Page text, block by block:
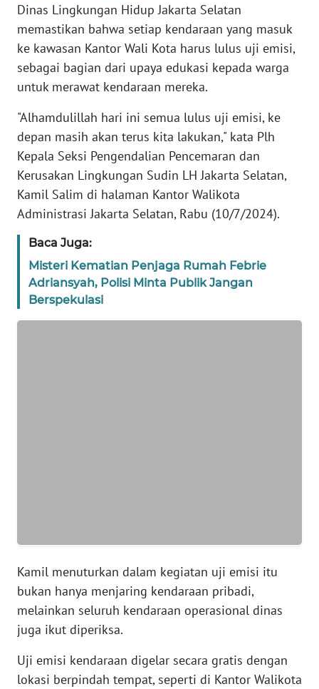
Dinas Lingkungan Hidup Jakarta Selatan
memastikan bahwa setiap kendaraan yang masuk
ke kawasan Kantor Wali Kota harus lulus uji emisi,
sebagai bagian dari upaya edukasi kepada warga
untuk merawat kendaraan mereka.
"Alhamdulillah hari ini semua lulus uji emisi, ke
depan masih akan terus kita lakukan," kata Plh
Kepala Seksi Pengendalian Pencemaran dan
Kerusakan Lingkungan Sudin LH Jakarta Selatan,
Kamil Salim di halaman Kantor Walikota
Administrasi Jakarta Selatan, Rabu (10/7/2024).
Baca Juga:
Misteri Kematian Penjaga Rumah Febrie
Adriansyah, Polisi Minta Publik Jangan
Berspekulasi
Kamil menuturkan dalam kegiatan uji emisi itu
bukan hanya menjaring kendaraan pribadi,
melainkan seluruh kendaraan operasional dinas
juga ikut diperiksa.
Uji emisi kendaraan digelar secara gratis dengan
lokasi berpindah tempat, seperti di Kantor Walikota
KARIR
Wahana
News
Regional
WN
SUMUT
JAKARTA
WN
JABAR
WN
PAPUA
BARAT
WN